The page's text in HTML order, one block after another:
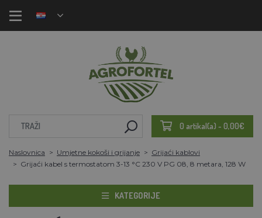
0 artikal(a) - 0,00€
Naslovnica Umjetne kokoši i grijanje
Grijaći kablovi
Grijaći kabel s termostatom 3-13 °C 230 V PG 08, 8 metara, 128 W
KATEGORIJE